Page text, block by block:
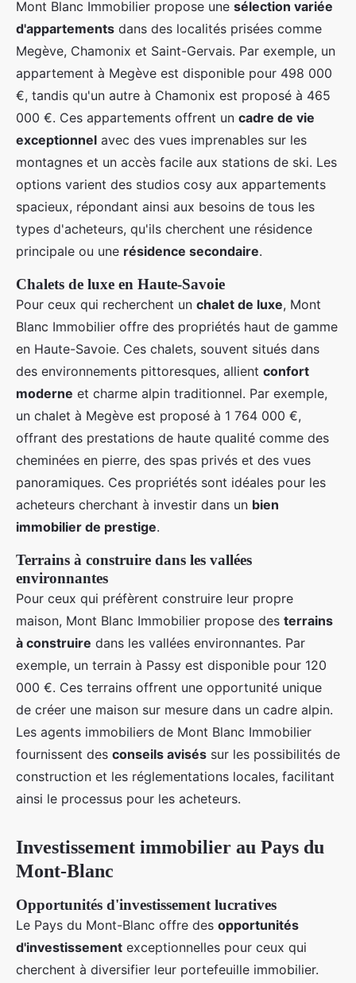
Mont Blanc Immobilier propose une sélection variée
d'appartements dans des localités prisées comme
Megève, Chamonix et Saint-Gervais. Par exemple, un
appartement à Megève est disponible pour 498 000
€, tandis qu'un autre à Chamonix est proposé à 465
000 €. Ces appartements offrent un cadre de vie
exceptionnel avec des vues imprenables sur les
montagnes et un accès facile aux stations de ski. Les
options varient des studios cosy aux appartements
spacieux, répondant ainsi aux besoins de tous les
types d'acheteurs, qu'ils cherchent une résidence
principale ou une résidence secondaire.
Chalets de luxe en Haute-Savoie
Pour ceux qui recherchent un chalet de luxe, Mont
Blanc Immobilier offre des propriétés haut de gamme
en Haute-Savoie. Ces chalets, souvent situés dans
des environnements pittoresques, allient confort
moderne et charme alpin traditionnel. Par exemple,
un chalet à Megève est proposé à 1 764 000 €,
offrant des prestations de haute qualité comme des
cheminées en pierre, des spas privés et des vues
panoramiques. Ces propriétés sont idéales pour les
acheteurs cherchant à investir dans un bien
immobilier de prestige.
Terrains à construire dans les vallées
environnantes
Pour ceux qui préfèrent construire leur propre
maison, Mont Blanc Immobilier propose des terrains
à construire dans les vallées environnantes. Par
exemple, un terrain à Passy est disponible pour 120
000 €. Ces terrains offrent une opportunité unique
de créer une maison sur mesure dans un cadre alpin.
Les agents immobiliers de Mont Blanc Immobilier
fournissent des conseils avisés sur les possibilités de
construction et les réglementations locales, facilitant
ainsi le processus pour les acheteurs.
Investissement immobilier au Pays du
Mont-Blanc
Opportunités d'investissement lucratives
Le Pays du Mont-Blanc offre des opportunités
d'investissement exceptionnelles pour ceux qui
cherchent à diversifier leur portefeuille immobilier.